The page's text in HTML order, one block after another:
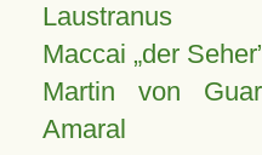
Laustranus
Maccai „der
Martin von
Amaral